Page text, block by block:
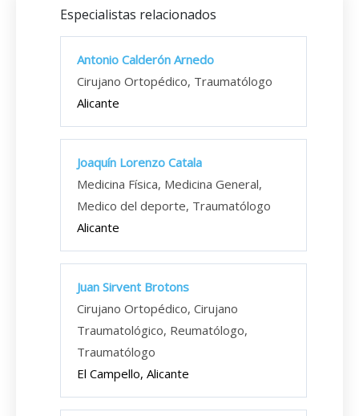
Especialistas relacionados
Antonio Calderón Arnedo
Cirujano Ortopédico, Traumatólogo
Alicante
Joaquín Lorenzo Catala
Medicina Física, Medicina General,
Medico del deporte, Traumatólogo
Alicante
Juan Sirvent Brotons
Cirujano Ortopédico, Cirujano
Traumatológico, Reumatólogo,
Traumatólogo
El Campello, Alicante